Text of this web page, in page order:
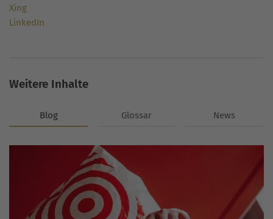
Xing
LinkedIn
Weitere Inhalte
Blog Glossar News